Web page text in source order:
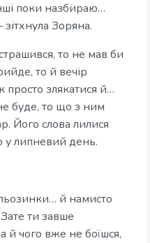
поки назбираю…
Зоряна.
то не мав би
то й вечір
злякатися й…
буде, то що з ним
Його слова лилися
у липневий день.
й намисто
ти завше
й чого вже не боїшся,